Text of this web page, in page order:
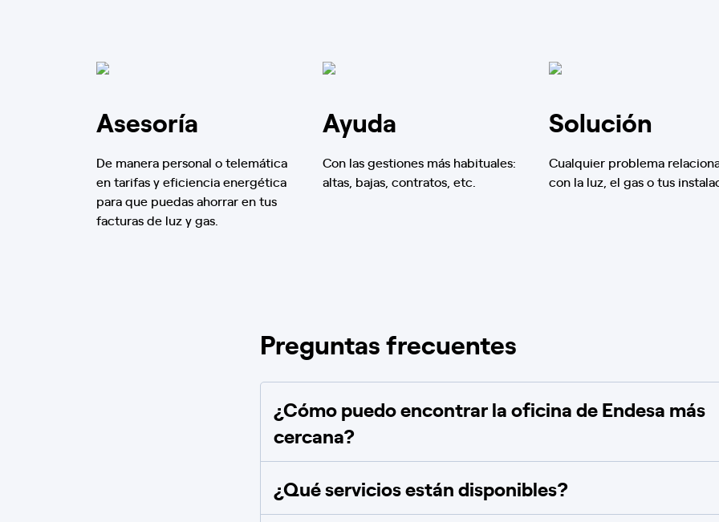
Asesoría
De manera personal o telemática
en tarifas y eficiencia energética
para que puedas ahorrar en tus
facturas de luz y gas.
Ayuda
Con las gestiones más habituales:
altas, bajas, contratos, etc.
Solución
Cualquier problema
con la luz, el gas o tus
Preguntas frecuentes
¿Cómo puedo encontrar la oficina de Endesa más
cercana?
¿Qué servicios están disponibles?